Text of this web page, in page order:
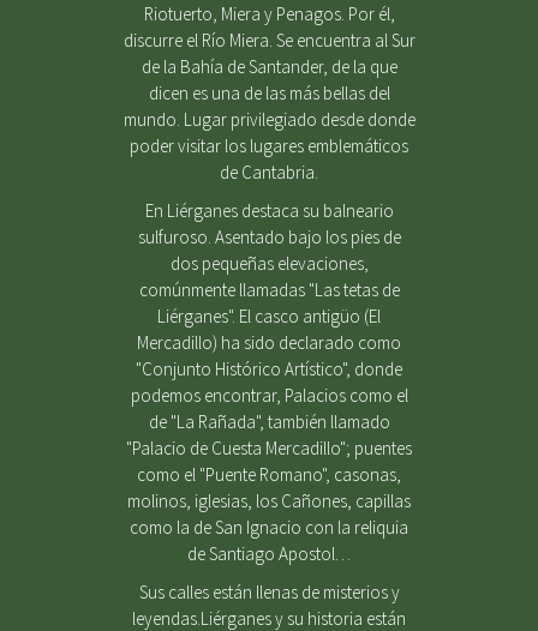
Riotuerto, Miera y Penagos. Por él,
discurre el Río Miera. Se encuentra al Sur
de la Bahía de Santander, de la que
dicen es una de las más bellas del
mundo. Lugar privilegiado desde donde
poder visitar los lugares emblemáticos
de Cantabria.
En Liérganes destaca su balneario
sulfuroso. Asentado bajo los pies de
dos pequeñas elevaciones,
comúnmente llamadas "Las tetas de
Liérganes". El casco antigüo (El
Mercadillo) ha sido declarado como
"Conjunto Histórico Artístico", donde
podemos encontrar, Palacios como el
de "La Rañada", también llamado
"Palacio de Cuesta Mercadillo"; puentes
como el "Puente Romano", casonas,
molinos, iglesias, los Cañones, capillas
como la de San Ignacio con la reliquia
de Santiago Apostol…
Sus calles están llenas de misterios y
leyendas.Liérganes y su historia están